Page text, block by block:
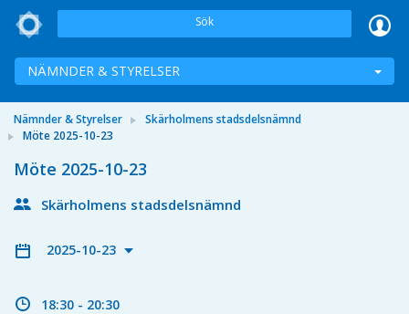
Sök
NÄMNDER & STYRELSER
Nämnder & Styrelser
Skärholmens stadsdelsnämnd
Möte 2025-10-23
Möte 2025-10-23
Skärholmens stadsdelsnämnd
2025-10-23
18:30 - 20:30